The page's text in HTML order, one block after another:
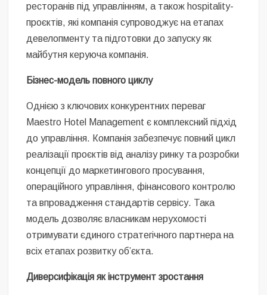
ресторанів під управлінням, а також hospitality-
проєктів, які компанія супроводжує на етапах
девелопменту та підготовки до запуску як
майбутня керуюча компанія.
Бізнес-модель повного циклу
Однією з ключових конкурентних переваг
Maestro Hotel Management є комплексний підхід
до управління. Компанія забезпечує повний цикл
реалізації проєктів від аналізу ринку та розробки
концепції до маркетингового просування,
операційного управління, фінансового контролю
та впровадження стандартів сервісу. Така
модель дозволяє власникам нерухомості
отримувати єдиного стратегічного партнера на
всіх етапах розвитку об’єкта.
Диверсифікація як інструмент зростання